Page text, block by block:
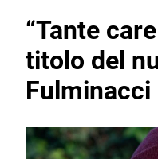
“Tante
titolo del
Fulminacci